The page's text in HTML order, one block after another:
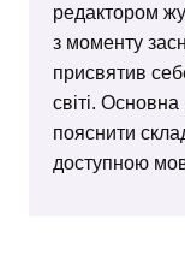
редактором
з моменту
присвятив
світі. Основна
пояснити
доступною